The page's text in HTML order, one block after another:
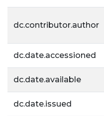
dc.contributor.author
dc.date.accessioned
dc.date.available
dc.date.issued